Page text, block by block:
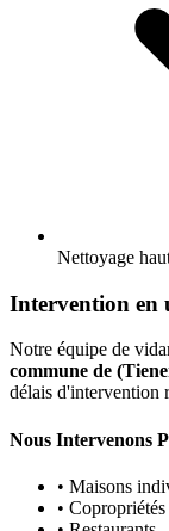
Nettoyage
Intervention en
Notre équipe de
commune de
délais d'intervention
Nous Intervenons
• Maisons
• Copropriétés